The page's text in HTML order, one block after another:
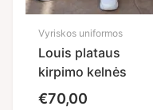
Vyriskos uniformos
Louis plataus
kirpimo kelnės
€70,00